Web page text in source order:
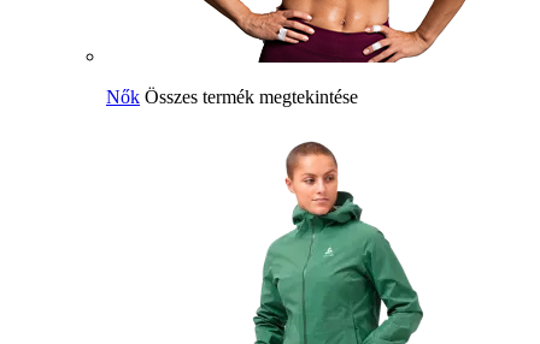
Nők Összes termék megtekintése